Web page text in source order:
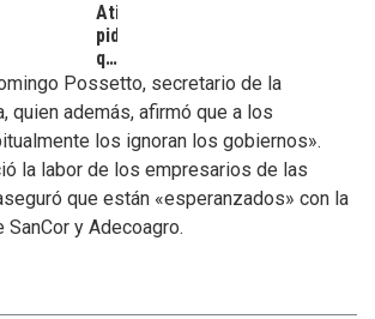
Atilra
pide
que
se
atiendan
inconvenientes
de
los
tamberos
Possetto, secretario de la
quien además, afirmó que a los
los ignoran los gobiernos».
la labor de los empresarios de las
que están «esperanzados» con la
y Adecoagro.